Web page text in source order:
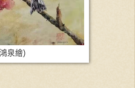
泉繪)